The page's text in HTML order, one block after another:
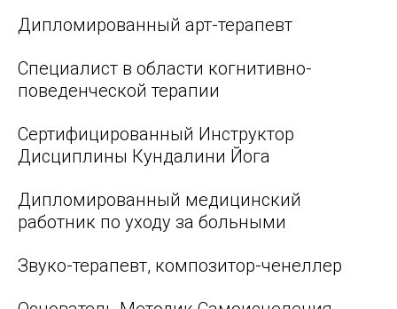
Дипломированный арт-терапевт
Специалист в области когнитивно-
поведенческой терапии
Сертифицированный Инструктор
Дисциплины Кундалини Йога
Дипломированный медицинский
работник по уходу за больными
Звуко-терапевт, композитор-ченеллер